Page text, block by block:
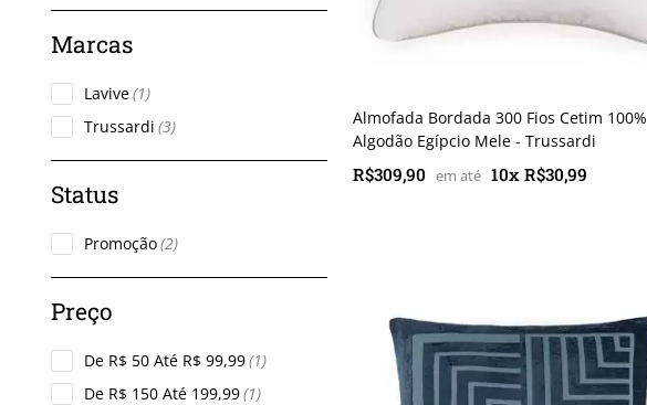
Lavive(1)
Trussardi (3)
Promoção(2)
De R$ 50 Até R$ 99,99(1)
De R$ 150 Até 199,99(1)
Almofada Bordada 300 Fios Cetim 100%
Algodão Egípcio Mele - Trussardi
R$309,90 10x R$30,99